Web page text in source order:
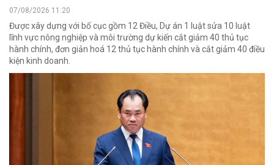
07/08/2026 11:20
Được xây dựng với bố cục gồm 12 Điều, Dự án 1 luật sửa 10 luật
lĩnh vực nông nghiệp và môi trường dự kiến cắt giảm 40 thủ tục
hành chính, đơn giản hoá 12 thủ tục hành chính và cắt giảm 40 điều
kiện kinh doanh.